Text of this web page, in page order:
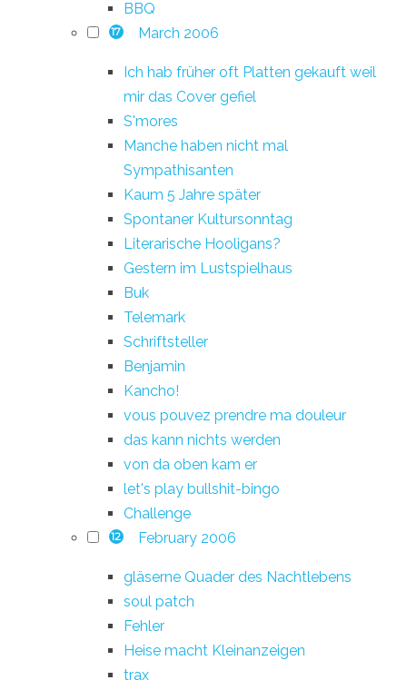
BBQ
17 March 2006
Ich hab früher oft Platten gekauft weil
mir das Cover gefiel
S'mores
Manche haben nicht mal
Sympathisanten
Kaum 5 Jahre später
Spontaner Kultursonntag
Literarische Hooligans?
Gestern im Lustspielhaus
Buk
Telemark
Schriftsteller
Benjamin
Kancho!
vous pouvez prendre ma douleur
das kann nichts werden
von da oben kam er
let's play bullshit-bingo
Challenge
12 February 2006
gläserne Quader des Nachtlebens
soul patch
Fehler
Heise macht Kleinanzeigen
trax